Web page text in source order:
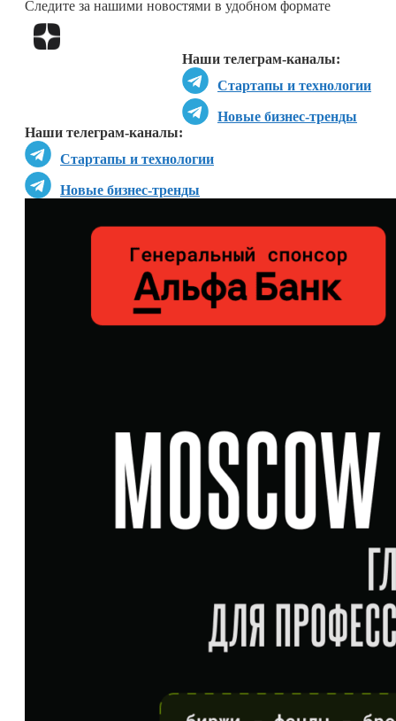
Следите за нашими новостями в удобном формате
Наши телеграм-каналы:
Стартапы и технологии
Новые бизнес-тренды
Наши телеграм-каналы:
Стартапы и технологии
Новые бизнес-тренды